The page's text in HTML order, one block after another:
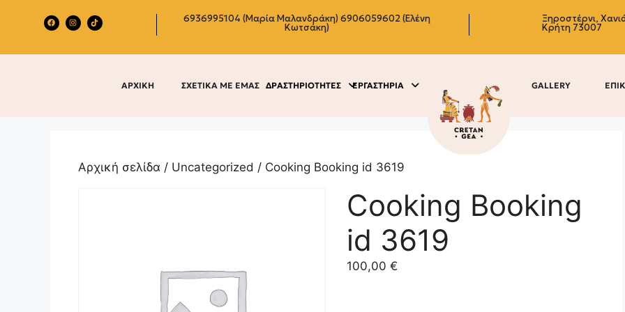
6936995104 (Μαρία Μαλανδράκη)6906059602 (Ελένη
Κωτσάκη)
Ξηροστέρνι,
Κρήτη 73007
ΑΡΧΙΚΗ ΣΧΕΤΙΚΑ ΜΕ ΕΜΑΣ ΔΡΑΣΤΗΡΙΟΤΗΤΕΣ ΕΡΓΑΣΤΗΡΙΑ GALLERY
Αρχική σελίδα / Uncategorized / Cooking Booking id 3619
Cooking Booking
id 3619
100,00 €